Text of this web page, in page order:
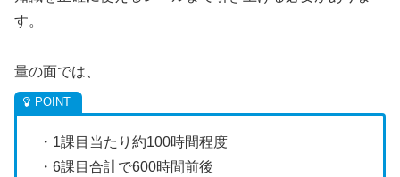
す。
量の面では、
・1課目当たり約100時間程度
・6課目合計で600時間前後